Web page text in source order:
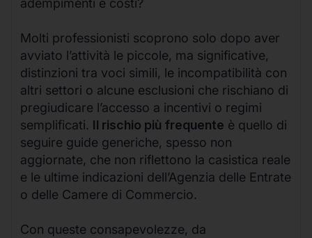
adempimenti e costi?
Molti professionisti scoprono solo dopo aver
avviato l’attività le piccole, ma significative,
distinzioni tra voci simili, le incompatibilità con
altri settori o alcune esclusioni che rischiano di
pregiudicare l’accesso a incentivi o regimi
semplificati. Il rischio più frequente è quello di
seguire guide generiche, spesso non
aggiornate, che non riflettono la casistica reale
e le ultime indicazioni dell’Agenzia delle Entrate
o delle Camere di Commercio.
Con queste consapevolezze, da